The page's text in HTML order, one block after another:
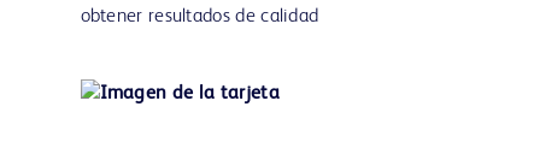
obtener resultados de calidad